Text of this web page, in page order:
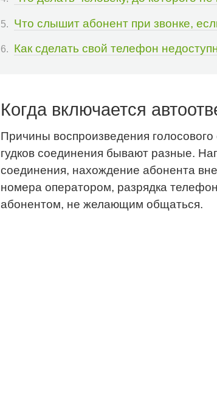
Что слышит абонент при звонке,
Как сделать свой телефон
Когда включается
Причины воспроизведения
гудков соединения бывают разные.
соединения, нахождение абонента
номера оператором, разрядка
абонентом, не желающим общаться.